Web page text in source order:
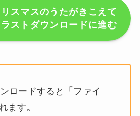
リスマスのうたがきこえて
ストダウンロードに進む
ロードすると「ファイ
ます。